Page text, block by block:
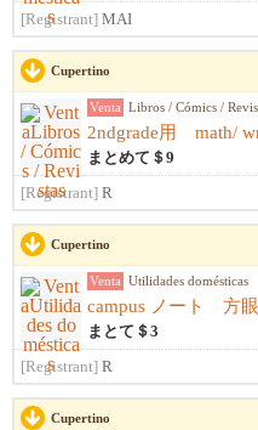
[Registrant] MAI
Cupertino
Venta Libros / Cómics /
2ndgrade用 math/
まとめて＄9
[Registrant] R
Cupertino
Venta Utilidades domésticas
campus ノート 方
まとて＄3
[Registrant] R
Cupertino